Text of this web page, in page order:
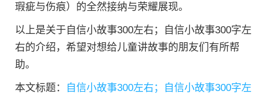
瑕疵与伤痕）的全然接纳与荣耀展现。
以上是关于自信小故事300左右；自信小故事300字左
右的介绍，希望对想给儿童讲故事的朋友们有所帮
助。
本文标题：
自信小故事300左右；自信小故事300字左